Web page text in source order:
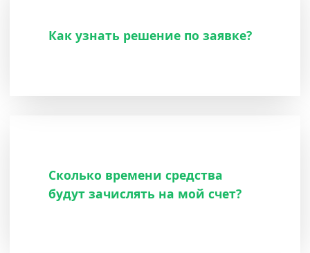
Как узнать решение по заявке?
Сколько времени средства
будут зачислять на мой счет?